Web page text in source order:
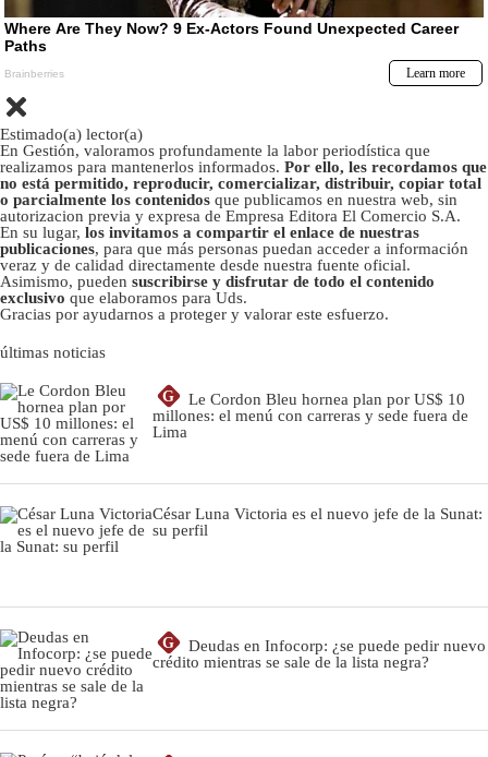
Estimado(a) lector(a)
En Gestión, valoramos profundamente la labor periodística que
realizamos para mantenerlos informados. Por ello, les recordamos que
no está permitido, reproducir, comercializar, distribuir, copiar total
o parcialmente los contenidos que publicamos en nuestra web, sin
autorizacion previa y expresa de Empresa Editora El Comercio S.A.
En su lugar, los invitamos a compartir el enlace de nuestras
publicaciones, para que más personas puedan acceder a información
veraz y de calidad directamente desde nuestra fuente oficial.
Asimismo, pueden suscribirse y disfrutar de todo el contenido
exclusivo que elaboramos para Uds.
Gracias por ayudarnos a proteger y valorar este esfuerzo.
últimas noticias
G
Le Cordon Bleu hornea plan por US$ 10
millones: el menú con carreras y sede fuera de
Lima
César Luna Victoria es el nuevo jefe de la Sunat:
su perfil
G
Deudas en Infocorp: ¿se puede pedir nuevo
crédito mientras se sale de la lista negra?